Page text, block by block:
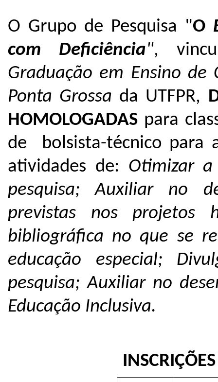
O Grupo de Pesquisa "O
com Deficiência",
Graduação em Ensino de
Ponta Grossa da UTFPR,
HOMOLOGADAS para
de
bolsista-técnico para
atividades de: Otimizar
pesquisa; Auxiliar no
previstas nos projetos
bibliográfica no que se
educação especial;
pesquisa; Auxiliar no
Educação Inclusiva.